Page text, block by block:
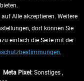
Alle akzeptieren. Weitere
dort können Sie
einfach die Seite mit der
Meta Pixel:Sonstiges ,